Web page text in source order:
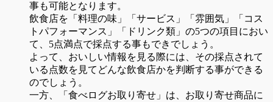
事も可能となります。
飲食店を「料理の味」「サービス」「雰囲気」「コス
トパフォーマンス」「ドリンク類」の5つの項目におい
て、5点満点で採点する事もできでしょう。
よって、おいしい情報を見る際には、その採点されて
いる点数を見てどんな飲食店かを判断する事ができる
のでしょう。
一方、「食べログお取り寄せ」は、お取り寄せ商品に